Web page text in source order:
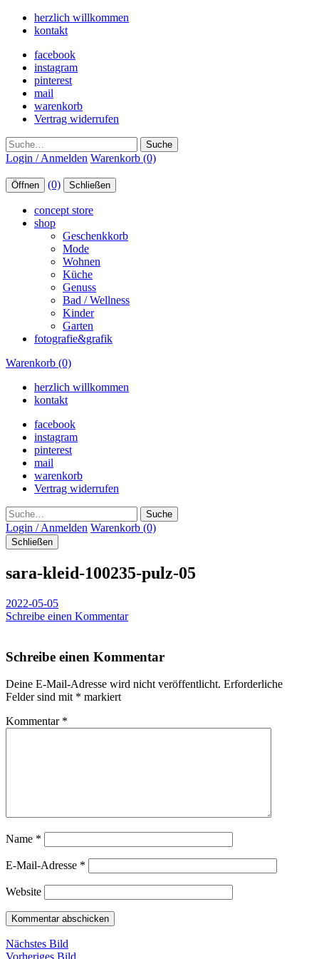
herzlich willkommen
kontakt
facebook
instagram
pinterest
mail
warenkorb
Vertrag widerrufen
Suche
Login / Anmelden Warenkorb (0)
Öffnen (0) Schließen
concept store
shop
Geschenkkorb
Mode
Wohnen
Küche
Genuss
Bad / Wellness
Kinder
Garten
fotografie&grafik
Warenkorb (0)
herzlich willkommen
kontakt
facebook
instagram
pinterest
mail
warenkorb
Vertrag widerrufen
Suche
Login / Anmelden Warenkorb (0)
Schließen
sara-kleid-100235-pulz-05
2022-05-05
Schreibe einen Kommentar
Schreibe einen Kommentar
Deine E-Mail-Adresse wird nicht veröffentlicht. Erforderliche
Felder sind mit * markiert
Kommentar *
Name *
E-Mail-Adresse *
Website
Nächstes Bild